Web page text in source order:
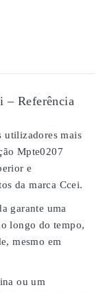
– Referência
utilizadores mais
Mpte0207
e
da marca Ccei.
garante uma
longo do tempo,
, mesmo em
ou um